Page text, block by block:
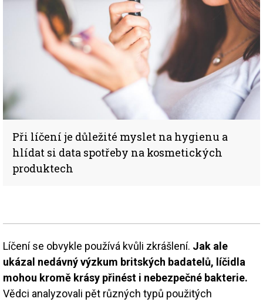
Při líčení je důležité myslet na hygienu a
hlídat si data spotřeby na kosmetických
produktech
Líčení se obvykle používá kvůli zkrášlení. Jak ale
ukázal nedávný výzkum britských badatelů, líčidla
mohou kromě krásy přinést i nebezpečné bakterie.
Vědci analyzovali pět různých typů použitých